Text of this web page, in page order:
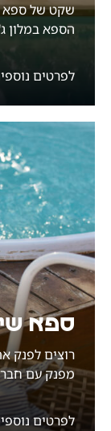
שקט של ספא
הספא במלון
ומרגיע, עם
וואטסו
לפרטים
ספא
רוצים לפנק
מפנק עם
התפריט
מכן, עלו לגג
לפרטים